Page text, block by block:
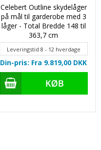
Celebert Outline skydelåger
på mål til garderobe med 3
låger - Total Bredde 148 til
363,7 cm
Leveringstid 8 - 12 hverdage
Din-pris: Fra 9.819,00 DKK